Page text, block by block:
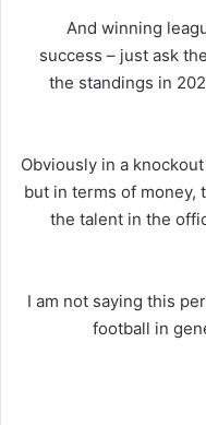
And winning
success – just ask
the standings in
“Obviously in a
but in terms of money,
the talent in the
“I am not saying this
football in